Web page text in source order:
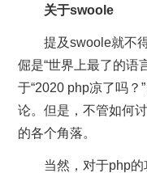
关于swoole
提及swoole就不
倔是“世界上最了的语
于“2020 php凉了吗？
论。但是，不管如何
的各个角落。
当然，对于php